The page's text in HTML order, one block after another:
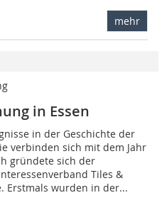
mehr
in Essen
in der Geschichte der
verbinden sich mit dem Jahr
gründete sich der
Tiles &
Erstmals wurden in der...